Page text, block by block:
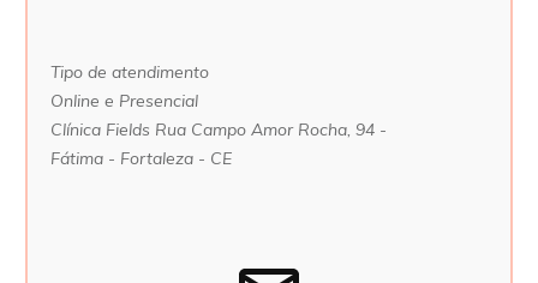
Tipo de atendimento
Online e Presencial
Clínica Fields Rua Campo Amor Rocha, 94 -
Fátima - Fortaleza - CE